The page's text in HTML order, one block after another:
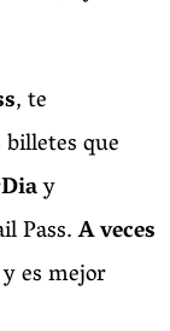
, te
que
y
Pass.A veces
es mejor